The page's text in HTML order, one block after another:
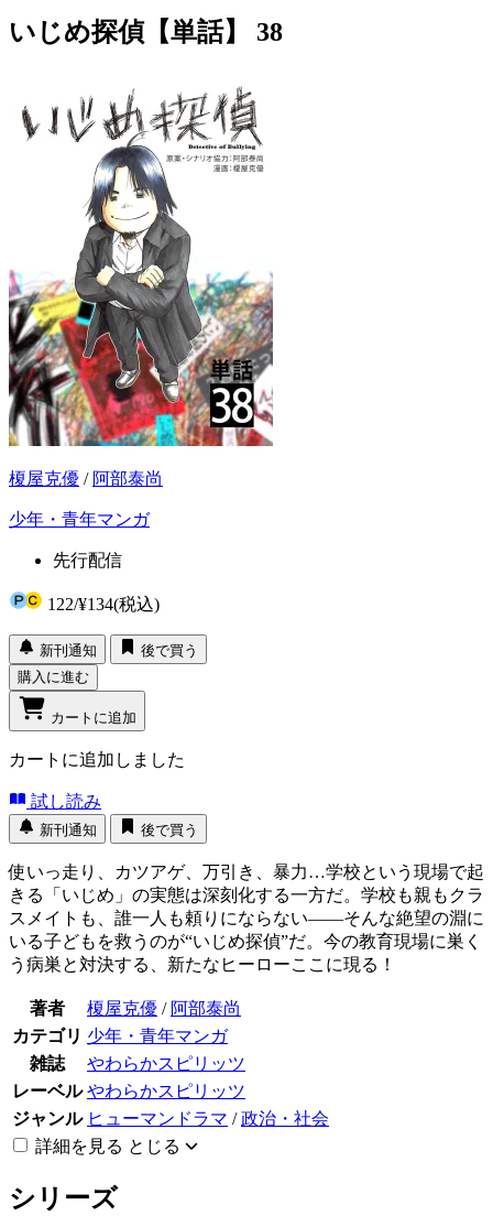
いじめ探偵【単話】 38
榎屋克優 / 阿部泰尚
少年・青年マンガ
先行配信
122/¥134(税込)
新刊通知
後で買う
購入に進む
カートに追加
カートに追加しました
試し読み
新刊通知 後で買う
使いっ走り、カツアゲ、万引き、暴力…学校という現場で起
きる「いじめ」の実態は深刻化する一方だ。学校も親もクラ
スメイトも、誰一人も頼りにならない――そんな絶望の淵に
いる子どもを救うのが“いじめ探偵”だ。今の教育現場に巣く
う病巣と対決する、新たなヒーローここに現る！
著者 榎屋克優 / 阿部泰尚
カテゴリ 少年・青年マンガ
雑誌
やわらかスピリッツ
レーベル やわらかスピリッツ
ジャンル ヒューマンドラマ /政治・社会
詳細を見る とじる
シリーズ